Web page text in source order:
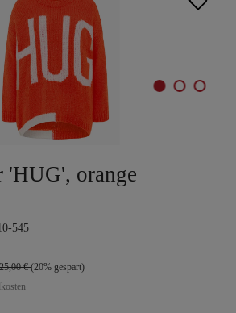
orange
545
25,00 €(20% gespart)